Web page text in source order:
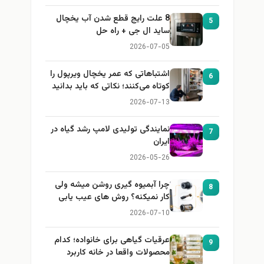
5
8 علت رایج قطع شدن آب یخچال
ساید ال جی + راه حل
2026-07-05
6
اشتباهاتی که عمر یخچال ویرپول را
کوتاه می‌کنند؛ نکاتی که باید بدانید
2026-07-13
7
نمایندگی تولیدی لامپ رشد گیاه در
ایران
2026-05-26
8
چرا آبمیوه گیری روشن میشه ولی
کار نمیکنه؟ روش های عیب یابی
2026-07-10
9
عرقیات گیاهی برای خانواده؛ کدام
محصولات واقعا در خانه کاربرد